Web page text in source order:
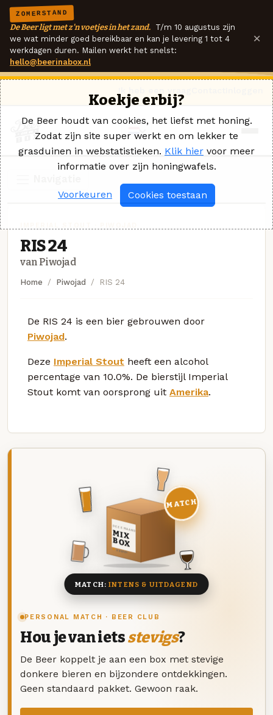
ZOMERSTAND
De Beer ligt met z'n voetjes in het zand. T/m 10 augustus zijn
we wat minder goed bereikbaar en kan je levering 1 tot 4
werkdagen duren. Mailen werkt het snelst:
hello@beerinabox.nl
×
RIS 24
van Piwojad
Home Piwojad RIS 24
De RIS 24 is een bier gebrouwen door
Piwojad.
Deze Imperial Stout heeft een alcohol
percentage van 10.0%. De bierstijl Imperial
Stout komt van oorsprong uit Amerika.
PERSONAL MATCH · BEER CLUB
Hou je van ietsstevigs?
De Beer koppelt je aan een box met stevige
donkere bieren en bijzondere ontdekkingen.
Geen standaard pakket. Gewoon raak.
DEZE MAAND
MIX
BOX
8 BIEREN
MATCH
MATCH:INTENS & UITDAGEND
Koekje erbij?
De Beer houdt van cookies, het liefst met honing.
Zodat zijn site super werkt en om lekker te
grasduinen in webstatistieken. Klik hier voor meer
informatie over zijn honingwafels.
Voorkeuren Cookies toestaan